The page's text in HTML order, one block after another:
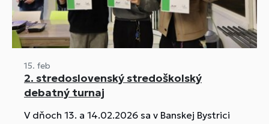
15. feb
2. stredoslovenský stredoškolský
debatný turnaj
V dňoch 13. a 14.02.2026 sa v Banskej Bystrici